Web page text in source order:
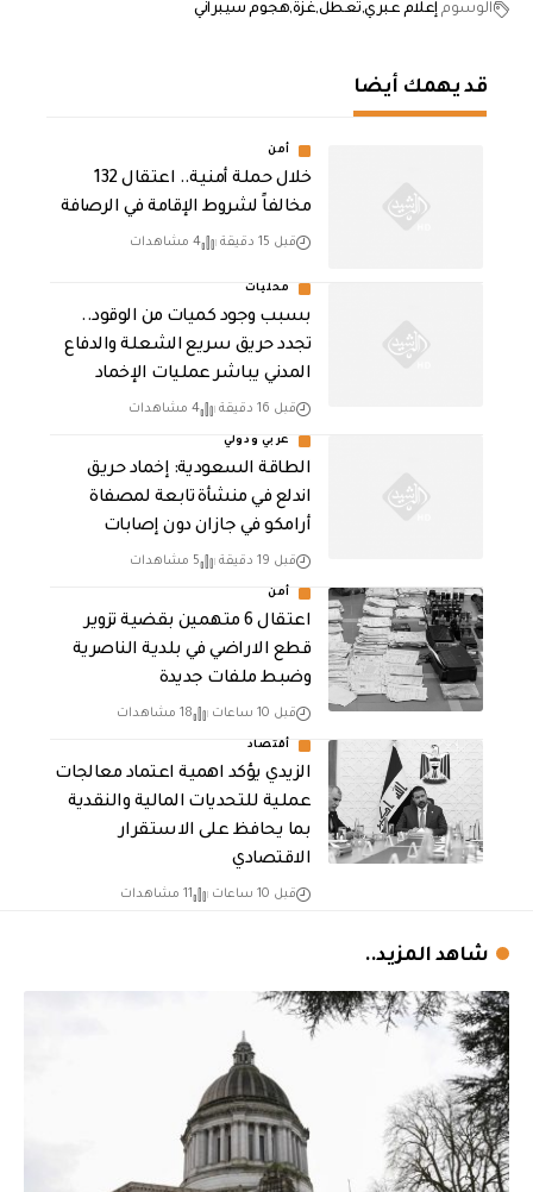
الوسوم إعلام عبري تعطلغزةهجوم سيبراني
قد يهمك أيضا
أمن
خلال حملة أمنية.. اعتقال 132
مخالفاً لشروط الإقامة في الرصافة
قبل 15 دقيقة 4 مشاهدات
محليات
بسبب وجود كميات من الوقود..
تجدد حريق سريع الشعلة والدفاع
المدني يباشر عمليات الإخماد
قبل 16 دقيقة 4 مشاهدات
عربي ودولي
‏الطاقة السعودية: إخماد حريق
اندلع في منشأة تابعة لمصفاة
أرامكو في جازان دون إصابات
قبل 19 دقيقة 5 مشاهدات
أمن
اعتقال 6 متهمين بقضية تزوير
قطع الاراضي في بلدية الناصرية
وضبط ملفات جديدة
قبل 10 ساعات 18 مشاهدات
أقتصاد
الزيدي يؤكد اهمية اعتماد معالجات
عملية للتحديات المالية والنقدية
بما يحافظ على الاستقرار
الاقتصادي
قبل 10 ساعات 11 مشاهدات
شاهد المزيد..